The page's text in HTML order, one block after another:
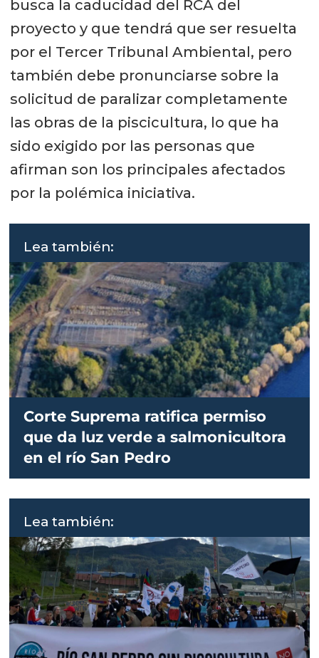
busca la caducidad del RCA del
proyecto y que tendrá que ser resuelta
por el Tercer Tribunal Ambiental, pero
también debe pronunciarse sobre la
solicitud de paralizar completamente
las obras de la piscicultura, lo que ha
sido exigido por las personas que
afirman son los principales afectados
por la polémica iniciativa.
Lea también:
Corte Suprema ratifica permiso
que da luz verde a salmonicultora
en el río San Pedro
Lea también: